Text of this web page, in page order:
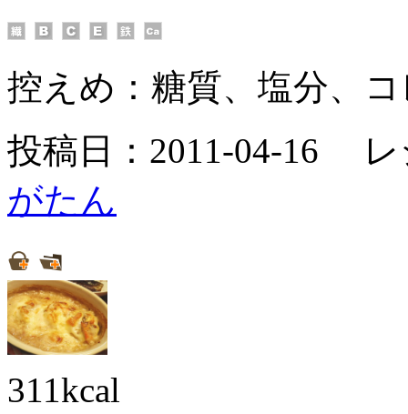
控えめ： 糖質、塩分、
投稿日：2011-04-16
がたん
311kcal